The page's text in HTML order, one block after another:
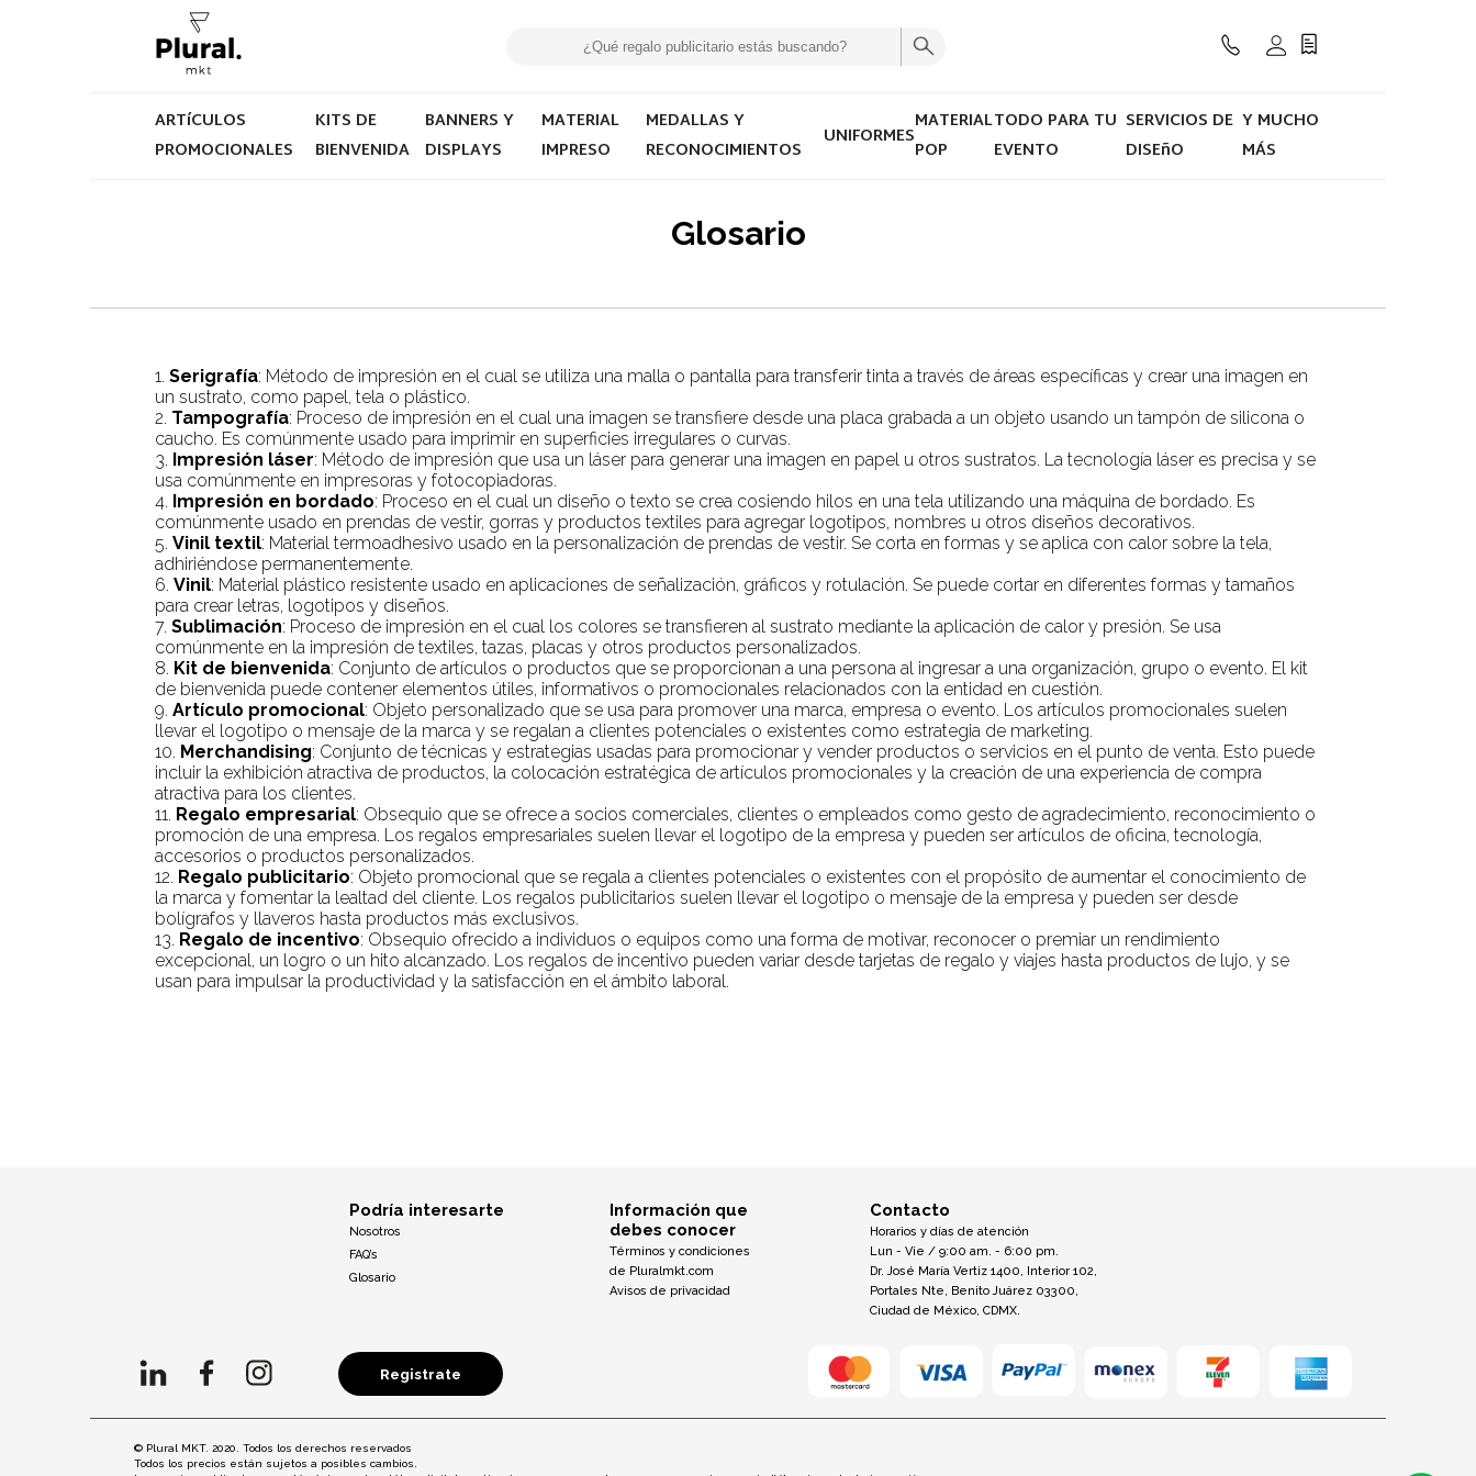
ARTíCULOS
PROMOCIONALES
KITS DE
BIENVENIDA
BANNERS Y
DISPLAYS
MATERIAL
IMPRESO
MEDALLAS Y
RECONOCIMIENTOS
UNIFORMESMATERIAL
POP
TODO PARA TU
EVENTO
SERVICIOS DE
DISEñO
Y MUCHO
MÁS
Glosario
1. Serigrafía: Método de impresión en el cual se utiliza una malla o pantalla para transferir tinta a través de áreas específicas y crear una imagen en
un sustrato, como papel, tela o plástico.
2. Tampografía: Proceso de impresión en el cual una imagen se transfiere desde una placa grabada a un objeto usando un tampón de silicona o
caucho. Es comúnmente usado para imprimir en superficies irregulares o curvas.
3. Impresión láser: Método de impresión que usa un láser para generar una imagen en papel u otros sustratos. La tecnología láser es precisa y se
usa comúnmente en impresoras y fotocopiadoras.
4. Impresión en bordado: Proceso en el cual un diseño o texto se crea cosiendo hilos en una tela utilizando una máquina de bordado. Es
comúnmente usado en prendas de vestir, gorras y productos textiles para agregar logotipos, nombres u otros diseños decorativos.
5. Vinil textil: Material termoadhesivo usado en la personalización de prendas de vestir. Se corta en formas y se aplica con calor sobre la tela,
adhiriéndose permanentemente.
6. Vinil: Material plástico resistente usado en aplicaciones de señalización, gráficos y rotulación. Se puede cortar en diferentes formas y tamaños
para crear letras, logotipos y diseños.
7. Sublimación: Proceso de impresión en el cual los colores se transfieren al sustrato mediante la aplicación de calor y presión. Se usa
comúnmente en la impresión de textiles, tazas, placas y otros productos personalizados.
8. Kit de bienvenida: Conjunto de artículos o productos que se proporcionan a una persona al ingresar a una organización, grupo o evento. El kit
de bienvenida puede contener elementos útiles, informativos o promocionales relacionados con la entidad en cuestión.
9. Artículo promocional: Objeto personalizado que se usa para promover una marca, empresa o evento. Los artículos promocionales suelen
llevar el logotipo o mensaje de la marca y se regalan a clientes potenciales o existentes como estrategia de marketing.
10. Merchandising: Conjunto de técnicas y estrategias usadas para promocionar y vender productos o servicios en el punto de venta. Esto puede
incluir la exhibición atractiva de productos, la colocación estratégica de artículos promocionales y la creación de una experiencia de compra
atractiva para los clientes.
11. Regalo empresarial: Obsequio que se ofrece a socios comerciales, clientes o empleados como gesto de agradecimiento, reconocimiento o
promoción de una empresa. Los regalos empresariales suelen llevar el logotipo de la empresa y pueden ser artículos de oficina, tecnología,
accesorios o productos personalizados.
12. Regalo publicitario: Objeto promocional que se regala a clientes potenciales o existentes con el propósito de aumentar el conocimiento de
la marca y fomentar la lealtad del cliente. Los regalos publicitarios suelen llevar el logotipo o mensaje de la empresa y pueden ser desde
bolígrafos y llaveros hasta productos más exclusivos.
13. Regalo de incentivo: Obsequio ofrecido a individuos o equipos como una forma de motivar, reconocer o premiar un rendimiento
excepcional, un logro o un hito alcanzado. Los regalos de incentivo pueden variar desde tarjetas de regalo y viajes hasta productos de lujo, y se
usan para impulsar la productividad y la satisfacción en el ámbito laboral.
Podría interesarte
Nosotros
FAQ’s
Glosario
Información que
debes conocer
Términos y condiciones
de Pluralmkt.com
Avisos de privacidad
Contacto
Horarios y días de atención
Lun - Vie / 9:00 am. - 6:00 pm.
Dr. José María Vertiz 1400, Interior 102,
Portales Nte, Benito Juárez 03300,
Ciudad de México, CDMX.
Registrate
© Plural MKT. 2020. Todos los derechos reservados
Todos los precios están sujetos a posibles cambios.